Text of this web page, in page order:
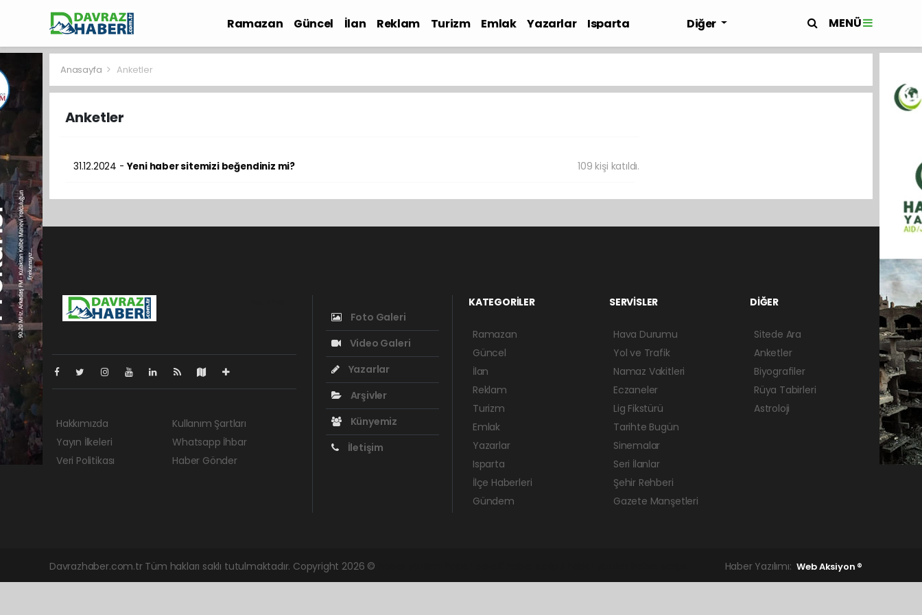
Ramazan Güncel İlan Reklam Turizm Emlak Yazarlar
Isparta
Diğer MENÜ
Anasayfa Anketler
Anketler
31.12.2024 - Yeni haber sitemizi beğendiniz mi? 109 kişi katıldı.
Hakkımızda
Yayın İlkeleri
Veri Politikası
Kullanım Şartları
Whatsapp İhbar
Haber Gönder
Foto Galeri
Video Galeri
Yazarlar
Arşivler
Künyemiz
İletişim
KATEGORİLER
Ramazan
Güncel
İlan
Reklam
Turizm
Emlak
Yazarlar
Isparta
İlçe Haberleri
Gündem
SERVİSLER
Hava Durumu
Yol ve Trafik
Namaz Vakitleri
Eczaneler
Lig Fikstürü
Tarihte Bugün
Sinemalar
Seri İlanlar
Şehir Rehberi
Gazete Manşetleri
DİĞER
Sitede Ara
Anketler
Biyografiler
Rüya Tabirleri
Astroloji
Davrazhaber.com.tr Tüm hakları saklı tutulmaktadır. Copyright 2026 © Haber Yazılımı: Web Aksiyon ®